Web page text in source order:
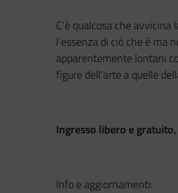
C’è qualcosa che
l’essenza di ciò che è ma
apparentemente lontani
figure dell’arte a quelle
Ingresso libero e
Info e aggiornamenti: